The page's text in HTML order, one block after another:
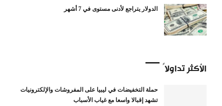
الدولار يتراجع لأدنى مستوى في 7 أشهر
الأكثر تداولاً
حملة التخفيضات في ليبيا على المفروشات والإلكترونيات
تشهد إقبالا واسعا مع غياب الأسباب